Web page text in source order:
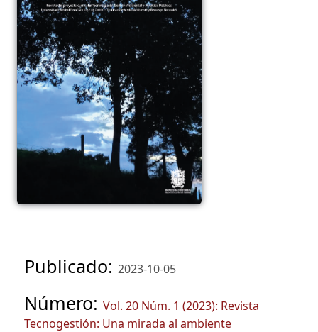
Publicado: 2023-10-05
Número: Vol. 20 Núm. 1 (2023): Revista
Tecnogestión: Una mirada al ambiente